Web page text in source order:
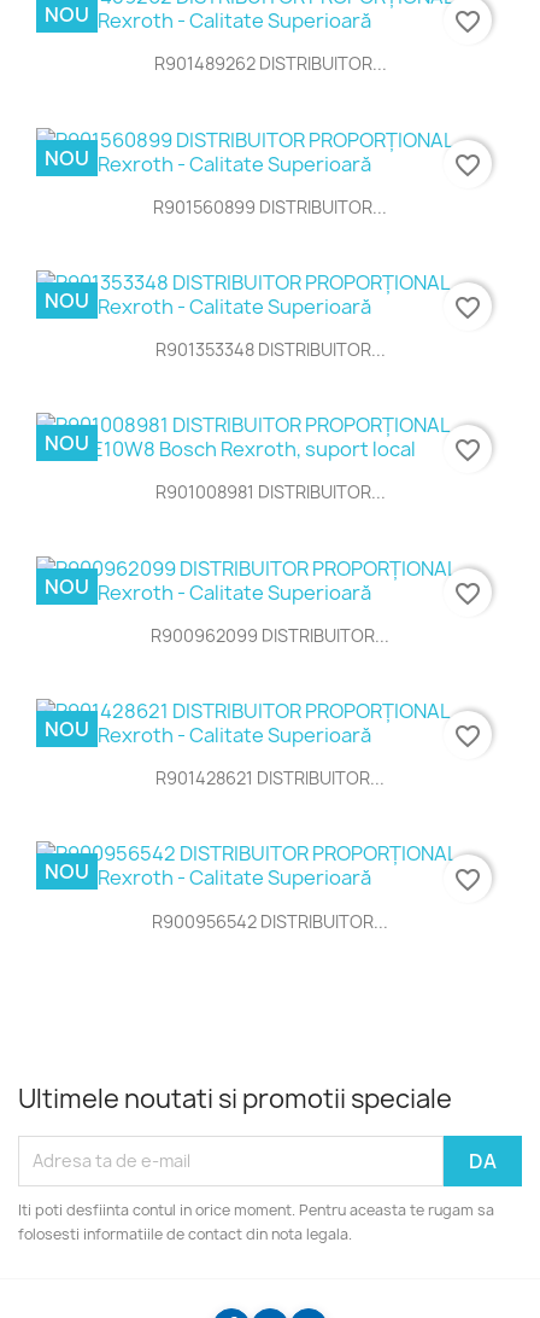
R901489262 DISTRIBUITOR...
NOU favorite_border
R901560899 DISTRIBUITOR...
NOU favorite_border
R901353348 DISTRIBUITOR...
NOU favorite_border
R901008981 DISTRIBUITOR...
NOU favorite_border
R900962099 DISTRIBUITOR...
NOU favorite_border
R901428621 DISTRIBUITOR...
NOU favorite_border
R900956542 DISTRIBUITOR...
NOU favorite_border
Ultimele noutati si promotii speciale
Iti poti desfiinta contul in orice moment. Pentru aceasta te rugam sa
folosesti informatiile de contact din nota legala.